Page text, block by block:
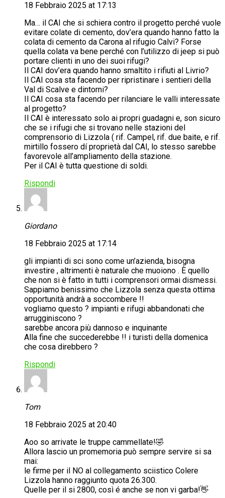
18 Febbraio 2025 at 17:13
Ma… il CAI che si schiera contro il progetto perché vuole
evitare colate di cemento, dov’era quando hanno fatto la
colata di cemento da Carona al rifugio Calvi? Forse
quella colata va bene perché con l’utilizzo di jeep si può
portare clienti in uno dei suoi rifugi?
Il CAI dov’era quando hanno smaltito i rifiuti al Livrio?
Il CAI cosa sta facendo per ripristinare i sentieri della
Val di Scalve e dintorni?
Il CAI cosa sta facendo per rilanciare le valli interessate
al progetto?
Il CAI è interessato solo ai propri guadagni e, son sicuro
che se i rifugi che si trovano nelle stazioni del
comprensorio di Lizzola ( rif. Campel, rif. due baite, e rif.
mirtillo fossero dí proprietà dal CAI, lo stesso sarebbe
favorevole all’ampliamento della stazione.
Per il CAI è tutta questione di soldi.
Rispondi
Giordano
18 Febbraio 2025 at 17:14
gli impianti di sci sono come un’azienda, bisogna
investire , altrimenti è naturale che muoiono . È quello
che non si è fatto in tutti i comprensori ormai dismessi.
Sappiamo benissimo che Lizzola senza questa ottima
opportunità andrà a soccombere !!
vogliamo questo ? impianti e rifugi abbandonati che
arrugginiscono ?
sarebbe ancora più dannoso e inquinante
Alla fine che succederebbe !! i turisti della domenica
che cosa direbbero ?
Rispondi
Tom
18 Febbraio 2025 at 20:40
Aoo so arrivate le truppe cammellate!🤣
Allora lascio un promemoria può sempre servire si sa
mai:
le firme per il NO al collegamento sciistico Colere
Lizzola hanno raggiunto quota 26.300.
Quelle per il si 2800, così é anche se non vi garba!👋